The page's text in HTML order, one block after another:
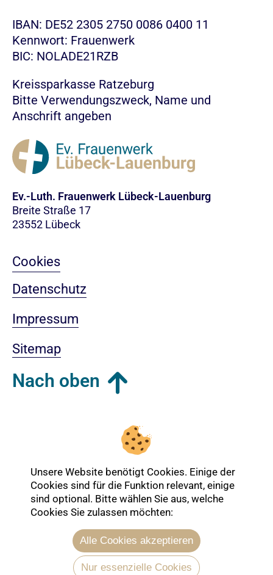
IBAN: DE52 2305 2750 0086 0400 11
Kennwort: Frauenwerk
BIC: NOLADE21RZB
Kreissparkasse Ratzeburg
Bitte Verwendungszweck, Name und
Anschrift angeben
Ev.-Luth. Frauenwerk Lübeck-Lauenburg
Breite Straße 17
23552 Lübeck
Cookies
Datenschutz
Impressum
Sitemap
Nach oben
Unsere Website benötigt Cookies. Einige der
Cookies sind für die Funktion relevant, einige
sind optional. Bitte wählen Sie aus, welche
Cookies Sie zulassen möchten:
Alle Cookies akzeptieren
Nur essenzielle Cookies